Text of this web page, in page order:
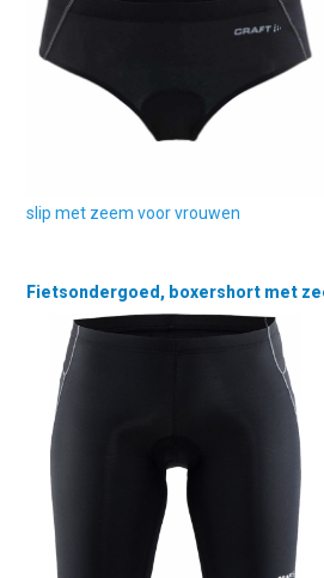
slip met zeem voor vrouwen
Fietsondergoed, boxershort met